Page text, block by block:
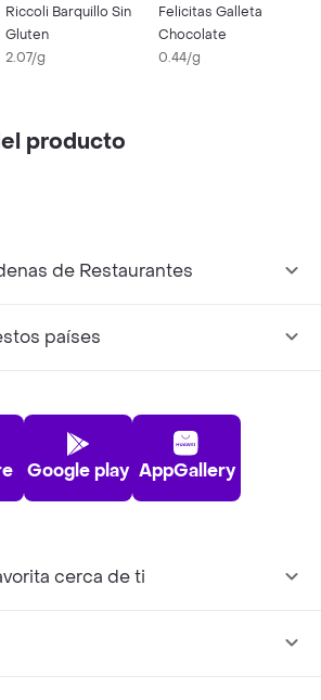
Riccoli Barquillo Sin
Gluten
2.07/g
Felicitas Galleta
Chocolate
0.44/g
producto
de Restaurantes
países
Google play AppGallery
cerca de ti